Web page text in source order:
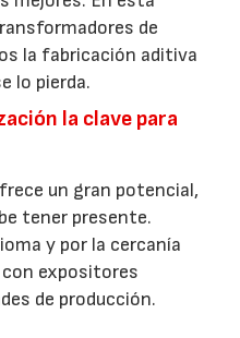
de
la fabricación aditiva
lo pierda.
la clave para
un gran potencial,
tener presente.
y por la cercanía
expositores
de producción.